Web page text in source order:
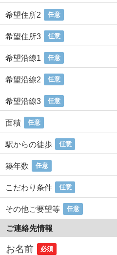
希望住所2 任意
希望住所3 任意
希望沿線1 任意
希望沿線2 任意
希望沿線3 任意
面積 任意
駅からの徒歩 任意
築年数 任意
こだわり条件 任意
その他ご要望等 任意
ご連絡先情報
お名前 必須